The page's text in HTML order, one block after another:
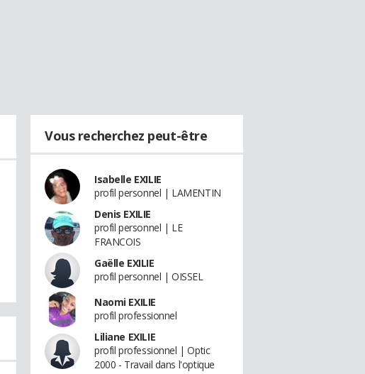
Vous recherchez peut-être
Isabelle EXILIE
profil personnel | LAMENTIN
Denis EXILIE
profil personnel | LE
FRANCOIS
Gaëlle EXILIE
profil personnel | OISSEL
Naomi EXILIE
profil professionnel
Liliane EXILIE
profil professionnel | Optic
2000 - Travail dans l'optique